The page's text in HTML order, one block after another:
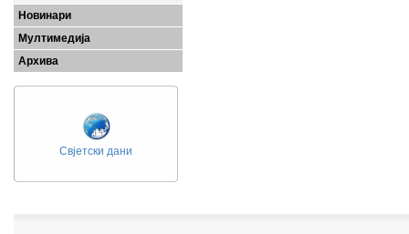
Новинари
Мултимедија
Архива
Свјетски дани